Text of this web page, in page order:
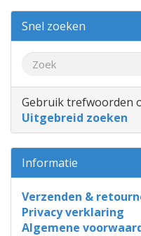
Snel zoeken
Gebruik trefwoorden
Uitgebreid zoeken
Informatie
Verzenden &
Privacy verklaring
Algemene